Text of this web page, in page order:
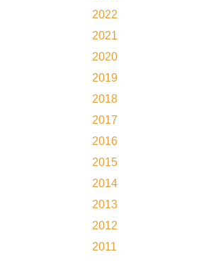
2022
2021
2020
2019
2018
2017
2016
2015
2014
2013
2012
2011